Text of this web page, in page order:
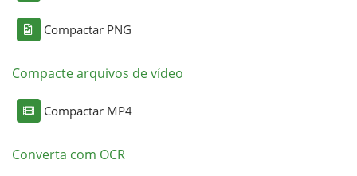
Compactar PNG
Compacte arquivos de vídeo
Compactar MP4
Converta com OCR